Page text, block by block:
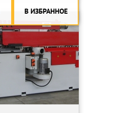
В ИЗБРАННОЕ